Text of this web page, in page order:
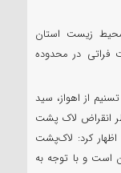
زیست استان
فراتی در محدوده
از اهواز، سید
انقراض لاک پشت
کرد: لاک‌پشت
است و با توجه به